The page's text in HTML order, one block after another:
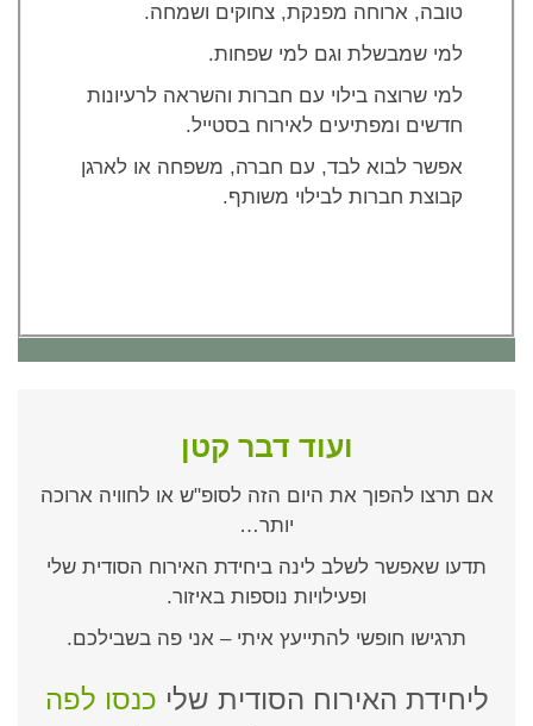
טובה, ארוחה מפנקת, צחוקים ושמחה.
למי שמבשלת וגם למי שפחות.
למי שרוצה בילוי עם חברות והשראה לרעיונות
חדשים ומפתיעים לאירוח בסטייל.
אפשר לבוא לבד, עם חברה, משפחה או לארגן
קבוצת חברות לבילוי משותף.
ועוד דבר קטן
אם תרצו להפוך את היום הזה לסופ"ש או לחוויה ארוכה
יותר…
תדעו שאפשר לשלב לינה ביחידת האירוח הסודית שלי
ופעילויות נוספות באיזור.
תרגישו חופשי להתייעץ איתי – אני פה בשבילכם.
ליחידת האירוח הסודית שלי כנסו לפה